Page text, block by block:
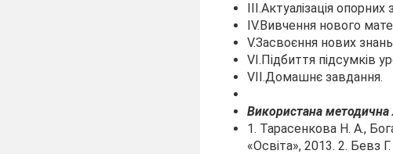
III.Актуалізація опорних
IV.Вивчення нового
V.Засвоєння нових знань
VI.Підбиття підсумків
VII.Домашнє завдання.
Використана методична
1. Тарасенкова Н. А.,
«Освіта», 2013. 2. Бевз